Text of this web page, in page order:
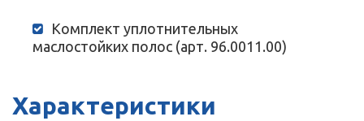
Комплект уплотнительных
маслостойких полос (арт. 96.0011.00)
Характеристики